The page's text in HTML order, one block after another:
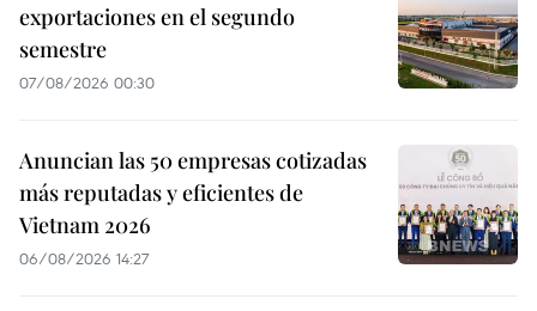
exportaciones en el segundo
semestre
07/08/2026 00:30
Anuncian las 50 empresas cotizadas
más reputadas y eficientes de
Vietnam 2026
06/08/2026 14:27